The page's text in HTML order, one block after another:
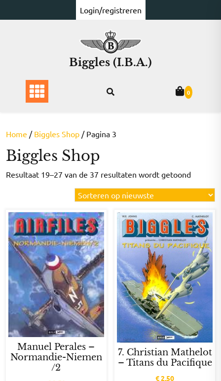
naar
Login/registreren
Biggles (I.B.A.)
0
Home / Biggles Shop / Pagina 3
Biggles Shop
Resultaat 19–27 van de 37 resultaten wordt getoond
op
Manuel Perales –
Normandie-Niemen
/2
7. Christian Mathelot
– Titans du Pacifique
€2,50